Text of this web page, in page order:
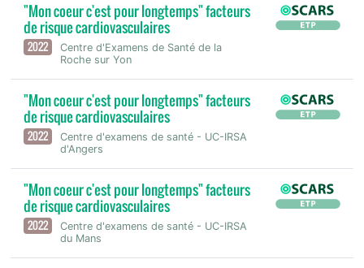
"Mon coeur c'est pour longtemps" facteurs
de risque cardiovasculaires
2022
Centre d'Examens de Santé de la
Roche sur Yon
"Mon coeur c'est pour longtemps" facteurs
de risque cardiovasculaires
2022
Centre d'examens de santé - UC-IRSA
d'Angers
"Mon coeur c'est pour longtemps" facteurs
de risque cardiovasculaires
2022
Centre d'examens de santé - UC-IRSA
du Mans